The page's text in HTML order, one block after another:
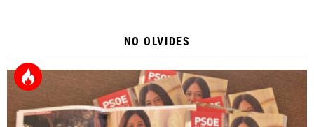
NO OLVIDES